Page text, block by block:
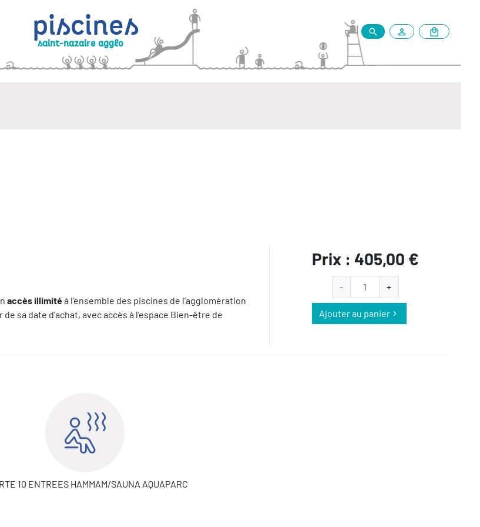
piscines
saint-nazaire agglo
accès illimitéà l'ensemble des piscines de l'agglomération
de sa date d'achat, avec accès à l'espace Bien-être de
Prix : 405,00 €
- +
Ajouter au panier
10 ENTREES HAMMAM/SAUNA AQUAPARC